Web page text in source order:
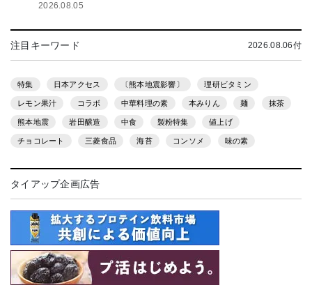
2026.08.05
注目キーワード 2026.08.06付
特集 日本アクセス 〔熊本地震影響〕 理研ビタミン
レモン果汁 コラボ 中華料理の素 本みりん 麺 抹茶
熊本地震 岩田醸造 中食 製粉特集 値上げ
チョコレート 三菱食品 海苔 コンソメ 味の素
タイアップ企画広告